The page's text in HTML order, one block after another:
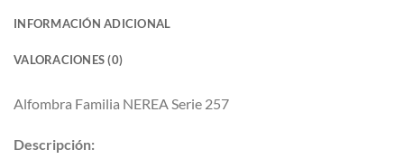
INFORMACIÓN ADICIONAL
VALORACIONES (0)
Alfombra Familia NEREA Serie 257
Descripción: